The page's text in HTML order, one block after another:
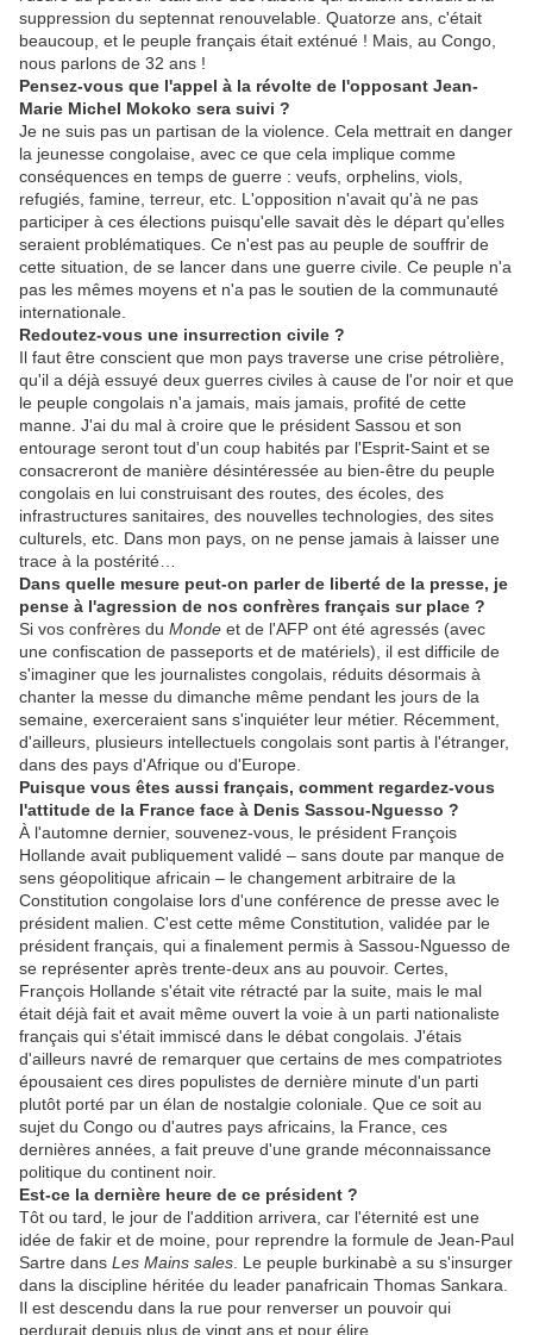
suppression du septennat renouvelable. Quatorze ans, c'était
beaucoup, et le peuple français était exténué ! Mais, au Congo,
nous parlons de 32 ans !
Pensez-vous que l'appel à la révolte de l'opposant Jean-
Marie Michel Mokoko sera suivi ?
Je ne suis pas un partisan de la violence. Cela mettrait en danger
la jeunesse congolaise, avec ce que cela implique comme
conséquences en temps de guerre : veufs, orphelins, viols,
refugiés, famine, terreur, etc. L'opposition n'avait qu'à ne pas
participer à ces élections puisqu'elle savait dès le départ qu'elles
seraient problématiques. Ce n'est pas au peuple de souffrir de
cette situation, de se lancer dans une guerre civile. Ce peuple n'a
pas les mêmes moyens et n'a pas le soutien de la communauté
internationale.
Redoutez-vous une insurrection civile ?
Il faut être conscient que mon pays traverse une crise pétrolière,
qu'il a déjà essuyé deux guerres civiles à cause de l'or noir et que
le peuple congolais n'a jamais, mais jamais, profité de cette
manne. J'ai du mal à croire que le président Sassou et son
entourage seront tout d'un coup habités par l'Esprit-Saint et se
consacreront de manière désintéressée au bien-être du peuple
congolais en lui construisant des routes, des écoles, des
infrastructures sanitaires, des nouvelles technologies, des sites
culturels, etc. Dans mon pays, on ne pense jamais à laisser une
trace à la postérité…
Dans quelle mesure peut-on parler de liberté de la presse, je
pense à l'agression de nos confrères français sur place ?
Si vos confrères du Monde et de l'AFP ont été agressés (avec
une confiscation de passeports et de matériels), il est difficile de
s'imaginer que les journalistes congolais, réduits désormais à
chanter la messe du dimanche même pendant les jours de la
semaine, exerceraient sans s'inquiéter leur métier. Récemment,
d'ailleurs, plusieurs intellectuels congolais sont partis à l'étranger,
dans des pays d'Afrique ou d'Europe.
Puisque vous êtes aussi français, comment regardez-vous
l'attitude de la France face à Denis Sassou-Nguesso ?
À l'automne dernier, souvenez-vous, le président François
Hollande avait publiquement validé – sans doute par manque de
sens géopolitique africain – le changement arbitraire de la
Constitution congolaise lors d'une conférence de presse avec le
président malien. C'est cette même Constitution, validée par le
président français, qui a finalement permis à Sassou-Nguesso de
se représenter après trente-deux ans au pouvoir. Certes,
François Hollande s'était vite rétracté par la suite, mais le mal
était déjà fait et avait même ouvert la voie à un parti nationaliste
français qui s'était immiscé dans le débat congolais. J'étais
d'ailleurs navré de remarquer que certains de mes compatriotes
épousaient ces dires populistes de dernière minute d'un parti
plutôt porté par un élan de nostalgie coloniale. Que ce soit au
sujet du Congo ou d'autres pays africains, la France, ces
dernières années, a fait preuve d'une grande méconnaissance
politique du continent noir.
Est-ce la dernière heure de ce président ?
Tôt ou tard, le jour de l'addition arrivera, car l'éternité est une
idée de fakir et de moine, pour reprendre la formule de Jean-Paul
Sartre dans Les Mains sales . Le peuple burkinabè a su s'insurger
dans la discipline héritée du leader panafricain Thomas Sankara.
Il est descendu dans la rue pour renverser un pouvoir qui
perdurait depuis plus de vingt ans et pour élire